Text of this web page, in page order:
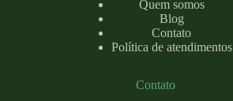
Quem somos
Blog
Contato
Política de atendimentos
Contato